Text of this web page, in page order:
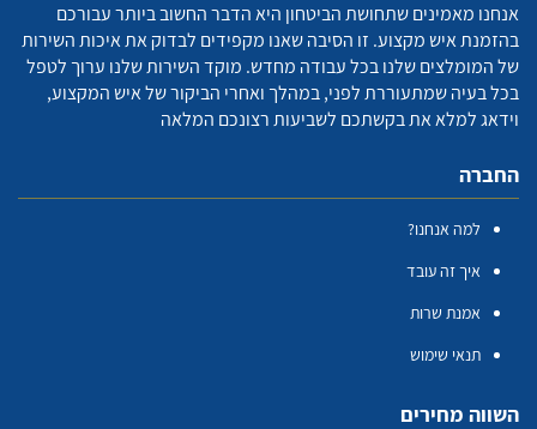
אנחנו מאמינים שתחושת הביטחון היא הדבר החשוב ביותר עבורכם
בהזמנת איש מקצוע. זו הסיבה שאנו מקפידים לבדוק את איכות השירות
של המומלצים שלנו בכל עבודה מחדש. מוקד השירות שלנו ערוך לטפל
בכל בעיה שמתעוררת לפני, במהלך ואחרי הביקור של איש המקצוע,
וידאג למלא את בקשתכם לשביעות רצונכם המלאה
החברה
למה אנחנו?
איך זה עובד
אמנת שרות
תנאי שימוש
השווה מחירים